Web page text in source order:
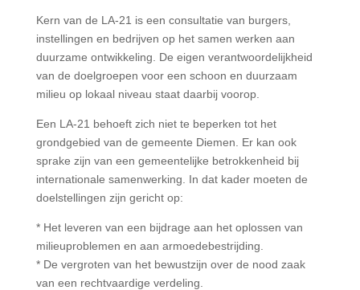
Kern van de LA-21 is een consultatie van burgers,
instellingen en bedrijven op het samen werken aan
duurzame ontwikkeling. De eigen verantwoordelijkheid
van de doelgroepen voor een schoon en duurzaam
milieu op lokaal niveau staat daarbij voorop.
Een LA-21 behoeft zich niet te beperken tot het
grondgebied van de gemeente Diemen. Er kan ook
sprake zijn van een gemeentelijke betrokkenheid bij
internationale samenwerking. In dat kader moeten de
doelstellingen zijn gericht op:
* Het leveren van een bijdrage aan het oplossen van
milieuproblemen en aan armoedebestrijding.
* De vergroten van het bewustzijn over de nood zaak
van een rechtvaardige verdeling.